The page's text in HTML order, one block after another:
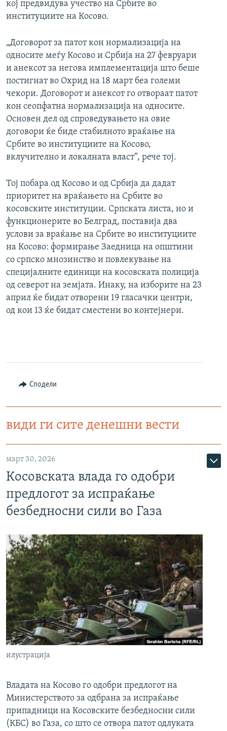
кој предвидува учество на Србите во
институциите на Косово.
„Договорот за патот кон нормализација на
односите меѓу Косово и Србија на 27 февруари
и анексот за негова имплементација што беше
постигнат во Охрид на 18 март беа големи
чекори. Договорот и анексот го отвораат патот
кон сеопфатна нормализација на односите.
Основен дел од спроведувањето на овие
договори ќе биде стабилното враќање на
Србите во институциите на Косово,
вклучително и локалната власт“, рече тој.
Тој побара од Косово и од Србија да дадат
приоритет на враќањето на Србите во
косовските институции. Српската листа, но и
функционерите во Белград, поставија два
услови за враќање на Србите во институциите
на Косово: формирање Заедница на општини
со српско мнозинство и повлекување на
специјалните единици на косовската полиција
од северот на земјата. Инаку, на изборите на 23
април ќе бидат отворени 19 гласачки центри,
од кои 13 ќе бидат сместени во контејнери.
Сподели
види ги сите денешни вести
март 30, 2026
Косовската влада го одобри
предлогот за испраќање
безбедносни сили во Газа
илустрација
Владата на Косово го одобри предлогот на
Министерството за одбрана за испраќање
припадници на Косовските безбедносни сили
(КБС) во Газа, со што се отвора патот одлуката